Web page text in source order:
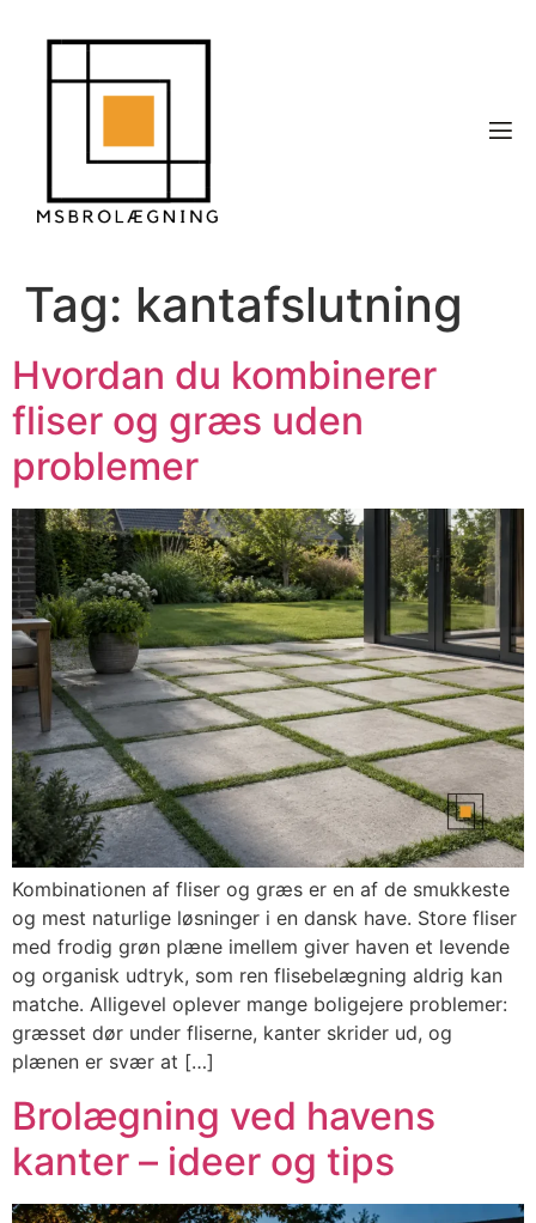
Tag: kantafslutning
Hvordan du kombinerer
fliser og græs uden
problemer
Kombinationen af fliser og græs er en af de smukkeste
og mest naturlige løsninger i en dansk have. Store fliser
med frodig grøn plæne imellem giver haven et levende
og organisk udtryk, som ren flisebelægning aldrig kan
matche. Alligevel oplever mange boligejere problemer:
græsset dør under fliserne, kanter skrider ud, og
plænen er svær at […]
Brolægning ved havens
kanter – ideer og tips